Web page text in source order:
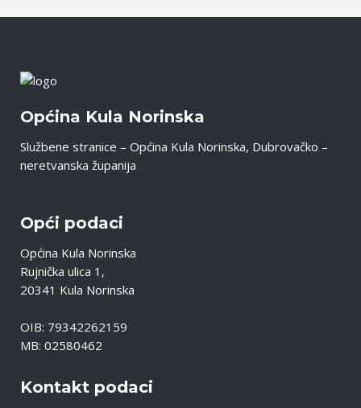
Općina Kula Norinska
Službene stranice – Općina Kula Norinska, Dubrovačko –
neretvanska županija
Opći podaci
Općina Kula Norinska
Rujnička ulica 1,
20341 Kula Norinska
OIB: 79342262159
MB: 02580462
Kontakt podaci